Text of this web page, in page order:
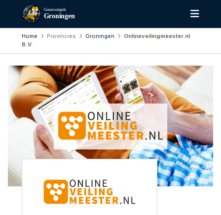
Gemeentegids
Groningen
Home Provincies Groningen
Onlineveilingmeester.nl
B.V.